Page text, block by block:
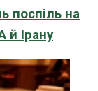
поспіль на
Ірану